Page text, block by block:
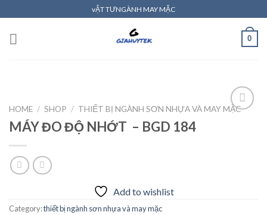
to
content
vẬT TƯNGÀNH MAY MẶC
0
HOME / SHOP / THIẾT BỊ NGÀNH SƠN NHỰA VÀ MAY MẶC
MÁY ĐO ĐỘ NHỚT – BGD 184
Add to wishlist
Category:thiết bị ngành sơn nhựa và may mặc